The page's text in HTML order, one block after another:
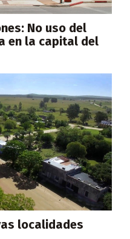
No uso del
en la capital del
localidades